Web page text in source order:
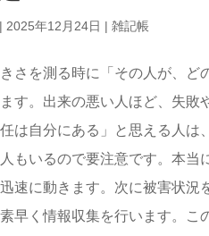
| 2025年12月24日 |雑記帳
さを測る時に「その人が、
す。出来の悪い人ほど、失
任は自分にある」と思える人
もいるので要注意です。本
速に動きます。次に被害状
早く情報収集を行います。こ